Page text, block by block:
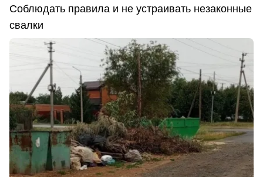
Соблюдать правила и не устраивать незаконные
свалки